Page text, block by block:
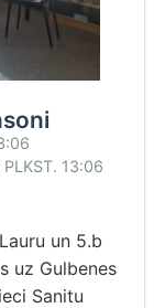
13:06
un 5.b
uz Gulbenes
Sanitu